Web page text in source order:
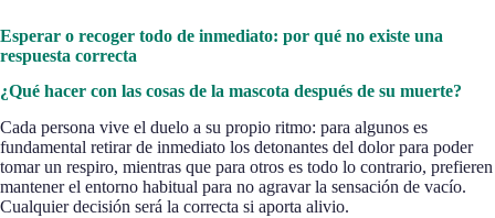
Esperar o recoger todo de inmediato: por qué no existe una
respuesta correcta
¿Qué hacer con las cosas de la mascota después de su muerte?
Cada persona vive el duelo a su propio ritmo: para algunos es
fundamental retirar de inmediato los detonantes del dolor para poder
tomar un respiro, mientras que para otros es todo lo contrario, prefieren
mantener el entorno habitual para no agravar la sensación de vacío.
Cualquier decisión será la correcta si aporta alivio.